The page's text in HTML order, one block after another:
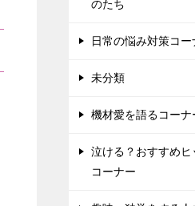
のたち
日常の悩み対策コー
未分類
機材愛を語るコーナ
泣ける？おすすめ
コーナー